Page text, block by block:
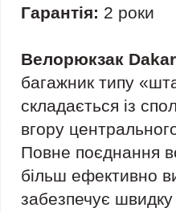
Гарантія: 2 роки
Велорюкзак
багажник типу
складається із
вгору
Повне поєднання
більш ефективно
забезпечує